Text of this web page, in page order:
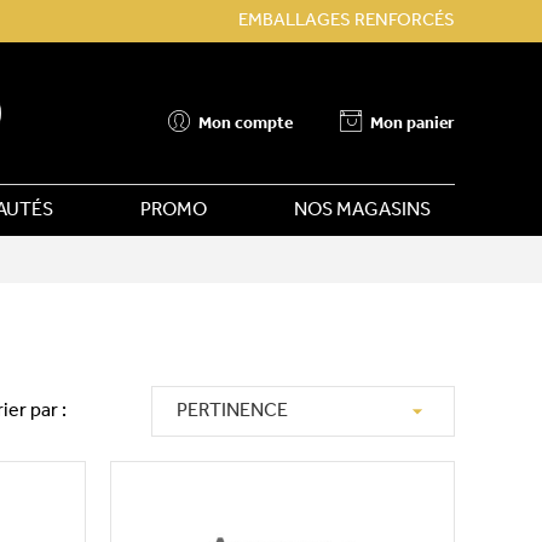
EMBALLAGES RENFORCÉS
Mon compte Mon panier
PROMO NOS MAGASINS
par : PERTINENCE 